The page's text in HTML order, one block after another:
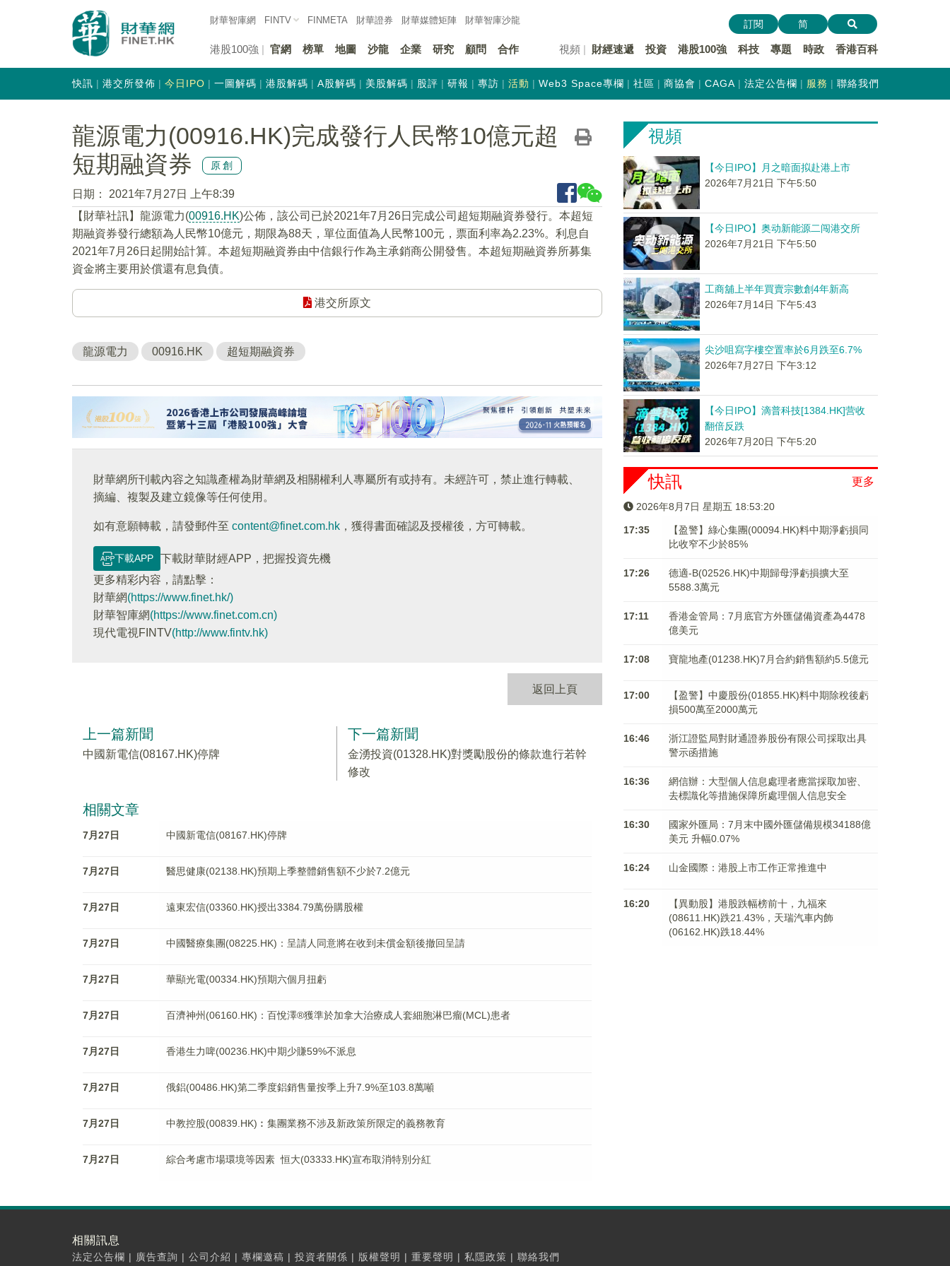
財華智庫網 FINTV FINMETA 財華證券 財華媒體矩陣 財華智庫沙龍
港股100強 官網 榜單 地圖 沙龍 企業 研究 顧問 合作 視頻 財經速遞 投資 港股100強 科技 專題 時政 香港百科
訂閱 简
快訊 港交所發佈 今日IPO 一圖解碼 港股解碼 A股解碼 美股解碼 股評 研報 專訪 活動 Web3 Space專欄 社區 商協會 CAGA 法定公告欄 服務 聯絡我們
龍源電力(00916.HK)完成發行人民幣10億元超
短期融資券
原創
日期：
2021年7月27日 上午8:39
【財華社訊】龍源電力(00916.HK)公佈，該公司已於2021年7月26日完成公司超短期融資券發行。本超短
期融資券發行總額為人民幣10億元，期限為88天，單位面值為人民幣100元，票面利率為2.23%。利息自
2021年7月26日起開始計算。本超短期融資券由中信銀行作為主承銷商公開發售。本超短期融資券所募集
資金將主要用於償還有息負債。
港交所原文
龍源電力 00916.HK 超短期融資券
財華網所刊載內容之知識產權為財華網及相關權利人專屬所有或持有。未經許可，禁止進行轉載、
摘編、複製及建立鏡像等任何使用。
如有意願轉載，請發郵件至 content@finet.com.hk ，獲得書面確認及授權後，方可轉載。
下載APP
下載財華財經APP，把握投資先機
更多精彩内容，請點擊：
財華網(https://www.finet.hk/)
財華智庫網(https://www.finet.com.cn)
現代電視FINTV(http://www.fintv.hk)
返回上頁
上一篇新聞
中國新電信(08167.HK)停牌
下一篇新聞
金湧投資(01328.HK)對獎勵股份的條款進行若幹
修改
相關文章
7月27日 中國新電信(08167.HK)停牌
7月27日 醫思健康(02138.HK)預期上季整體銷售額不少於7.2億元
7月27日 遠東宏信(03360.HK)授出3384.79萬份購股權
7月27日 中國醫療集團(08225.HK)：呈請人同意將在收到未償金額後撤回呈請
7月27日 華顯光電(00334.HK)預期六個月扭虧
7月27日 百濟神州(06160.HK)：百悅澤®獲準於加拿大治療成人套細胞淋巴瘤(MCL)患者
7月27日 香港生力啤(00236.HK)中期少賺59%不派息
7月27日 俄鋁(00486.HK)第二季度鋁銷售量按季上升7.9%至103.8萬噸
7月27日 中教控股(00839.HK)︰集團業務不涉及新政策所限定的義務教育
7月27日 綜合考慮市場環境等因素 恒大(03333.HK)宣布取消特別分紅
視頻
【今日IPO】月之暗面拟赴港上市
2026年7月21日 下午5:50
【今日IPO】奥动新能源二闯港交所
2026年7月21日 下午5:50
工商舖上半年買賣宗數創4年新高
2026年7月14日 下午5:43
尖沙咀寫字樓空置率於6月跌至6.7%
2026年7月27日 下午3:12
【今日IPO】滴普科技[1384.HK]营收
翻倍反跌
2026年7月20日 下午5:20
更多
快訊
2026年8月7日 星期五 18:53:20
17:35
【盈警】綠心集團(00094.HK)料中期淨虧損同
比收窄不少於85%
17:26
德適-B(02526.HK)中期歸母淨虧損擴大至
5588.3萬元
17:11
香港金管局：7月底官方外匯儲備資產為4478
億美元
17:08 寶龍地產(01238.HK)7月合約銷售額約5.5億元
17:00
【盈警】中慶股份(01855.HK)料中期除稅後虧
損500萬至2000萬元
16:46
浙江證監局對財通證券股份有限公司採取出具
警示函措施
16:36
網信辦：大型個人信息處理者應當採取加密、
去標識化等措施保障所處理個人信息安全
16:30
國家外匯局：7月末中國外匯儲備規模34188億
美元 升幅0.07%
16:24 山金國際：港股上市工作正常推進中
16:20
【異動股】港股跌幅榜前十，九福來
(08611.HK)跌21.43%，天瑞汽車内飾
(06162.HK)跌18.44%
相關訊息
法定公告欄 | 廣告查詢 | 公司介紹 | 專欄邀稿 | 投資者關係 | 版權聲明 | 重要聲明 | 私隱政策 | 聯絡我們